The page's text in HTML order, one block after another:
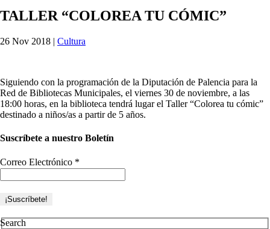
TALLER “COLOREA TU CÓMIC”
26 Nov 2018 | Cultura
Siguiendo con la programación de la Diputación de Palencia para la
Red de Bibliotecas Municipales, el viernes 30 de noviembre, a las
18:00 horas, en la biblioteca tendrá lugar el Taller “Colorea tu cómic”
destinado a niños/as a partir de 5 años.
Suscríbete a nuestro Boletín
Correo Electrónico *
Search